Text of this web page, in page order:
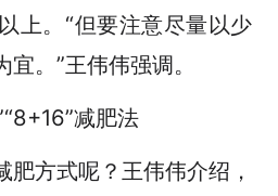
上。“但要注意尽量以少
。”王伟伟强调。
减肥法
肥方式呢？王伟伟介绍，